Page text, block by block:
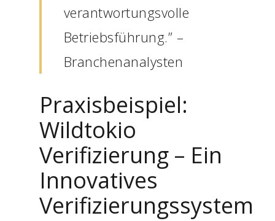
verantwortungsvolle
Betriebsführung.” –
Branchenanalysten
Praxisbeispiel:
Wildtokio
Verifizierung – Ein
Innovatives
Verifizierungssystem